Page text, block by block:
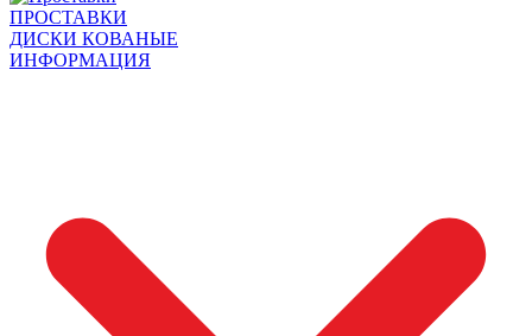
ПРОСТАВКИ
ДИСКИ КОВАНЫЕ
ИНФОРМАЦИЯ